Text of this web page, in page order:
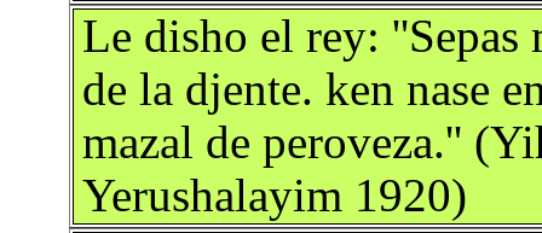
Le disho el rey:
de la djente. ken nase
mazal de peroveza.''
Yerushalayim 1920)